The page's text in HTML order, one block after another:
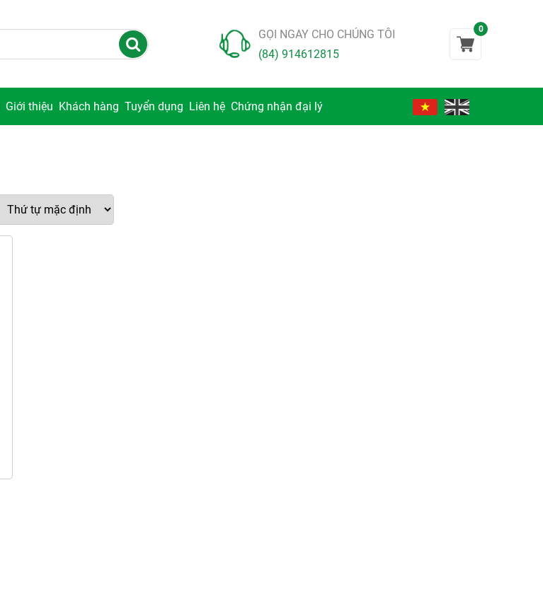
GỌI NGAY CHO CHÚNG TÔI
(84) 914612815
0
Giới thiệu Khách hàng Tuyển dụng Liên hệ Chứng nhận đại lý